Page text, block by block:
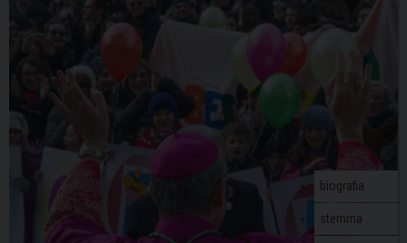
biografia
stemma